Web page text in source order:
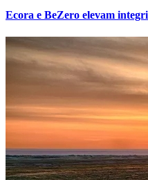
Ecora e BeZero elevam